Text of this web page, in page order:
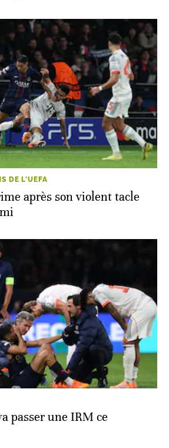
DE L'UEFA
après son violent tacle
passer une IRM ce